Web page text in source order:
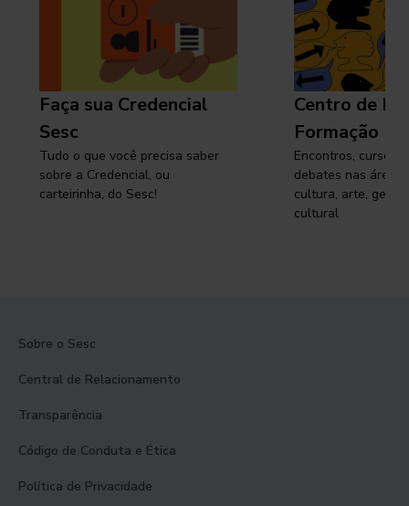
Faça sua Credencial
Sesc
Tudo o que você precisa saber
sobre a Credencial, ou
carteirinha, do Sesc!
Centro de
Formação
Encontros, cursos,
debates nas áreas
cultura, arte,
cultural
Sobre o Sesc
Central de Relacionamento
Transparência
Código de Conduta e Ética
Política de Privacidade